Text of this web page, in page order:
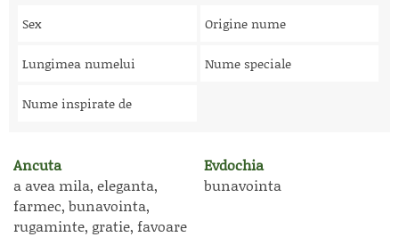
Sex Origine nume
Lungimea numelui Nume speciale
Nume inspirate de
Ancuta
a avea mila, eleganta,
farmec, bunavointa,
rugaminte, gratie, favoare
Evdochia
bunavointa